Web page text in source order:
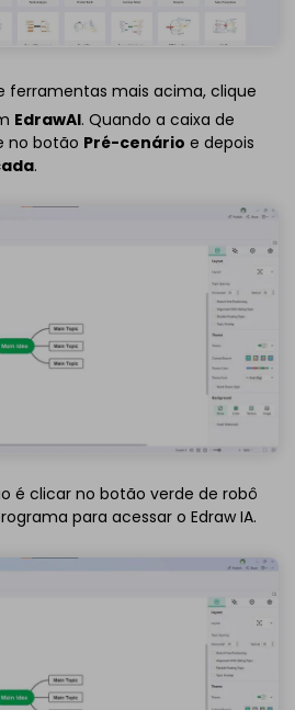
ferramentas mais acima, clique
EdrawAI. Quando a caixa de
no botão Pré-cenário e depois
.
é clicar no botão verde de robô
para acessar o Edraw IA.